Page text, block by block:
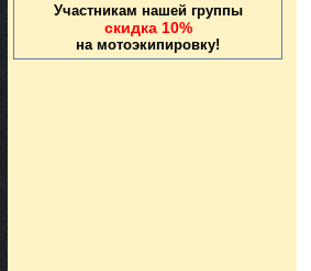
Участникам нашей группы
скидка 10%
на мотоэкипировку!